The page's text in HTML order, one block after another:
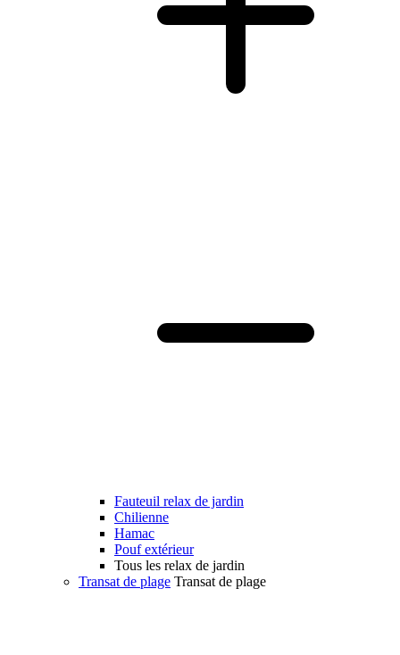
Fauteuil relax de jardin
Chilienne
Hamac
Pouf extérieur
Tous les relax de jardin
Transat de plage Transat de plage